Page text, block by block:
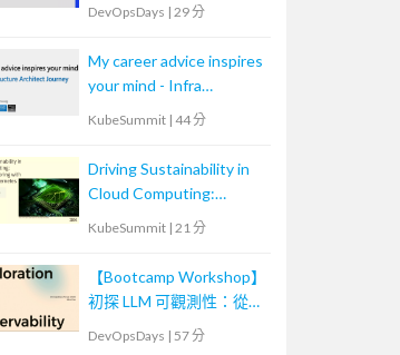
DevOpsDays | 29 分
My career advice inspires
your mind - Infra
KubeSummit | 44 分
Driving Sustainability in
Cloud Computing:
Energy Monitoring with
KubeSummit | 21 分
【Bootcamp Workshop】
初探 LLM 可觀測性：從概
DevOpsDays | 57 分